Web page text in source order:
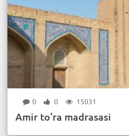
0 0 15031
Amir to‘ra madrasasi